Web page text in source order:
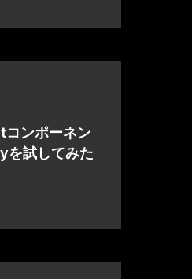
ンポーネン
を試してみた